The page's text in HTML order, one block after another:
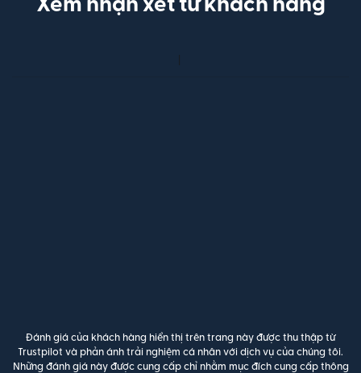
Đánh giá của khách hàng hiển thị trên trang này được thu thập từ
Trustpilot và phản ánh trải nghiệm cá nhân với dịch vụ của chúng tôi.
Những đánh giá này được cung cấp chỉ nhằm mục đích cung cấp thông